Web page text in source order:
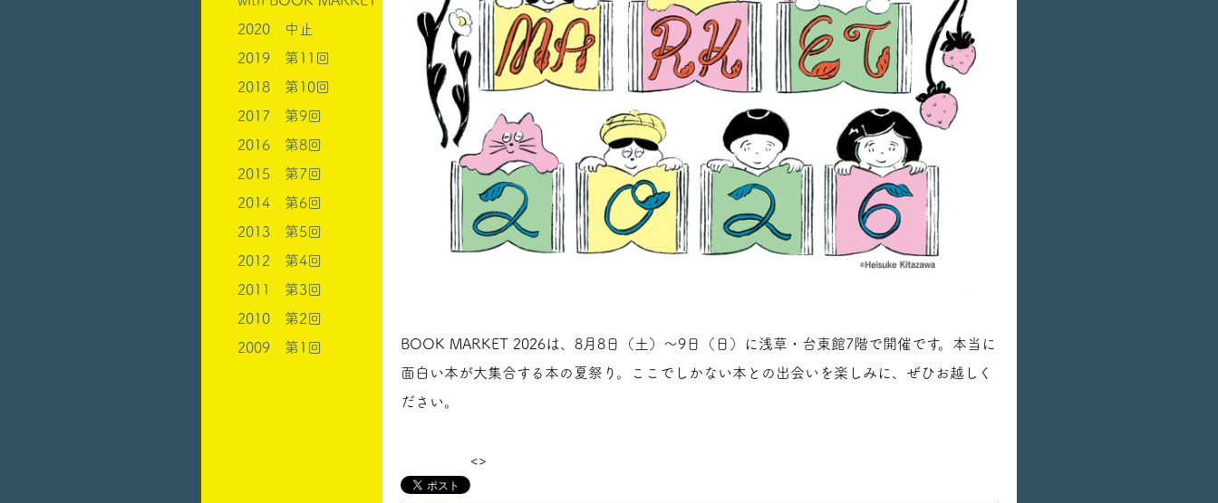
2020 中止
2019 第11回
2018 第10回
2017 第9回
2016 第8回
2015 第7回
2014 第6回
2013 第5回
2012 第4回
2011 第3回
2010 第2回
2009 第1回
BOOK MARKET 2026は、8月8日（土）〜9日（日）に浅草・台東館7階で開催です。本当に
面白い本が大集合する本の夏祭り。ここでしかない本との出会いを楽しみに、ぜひお越しく
ださい。
<>